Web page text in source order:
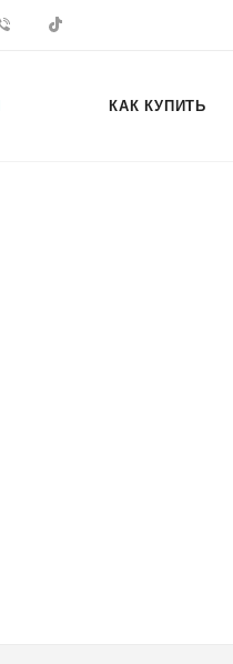
КАК КУПИТЬ